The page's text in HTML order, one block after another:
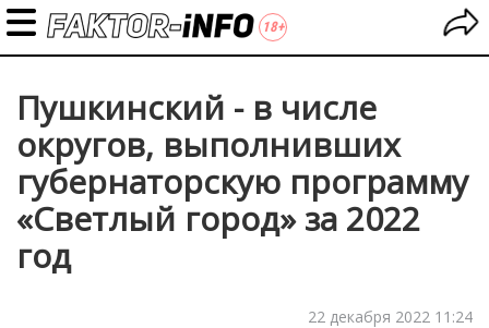
Пушкинский - в числе
округов, выполнивших
губернаторскую программу
«Светлый город» за 2022
год
22 декабря 2022 11:24